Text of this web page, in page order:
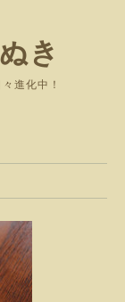
き
進化中！